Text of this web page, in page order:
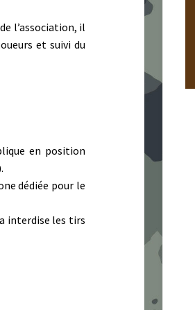
l’association, il
et suivi du
en position
dédiée pour le
interdise les tirs